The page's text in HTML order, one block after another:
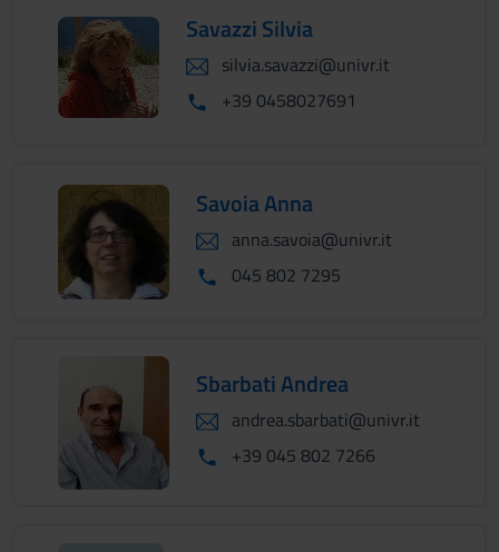
Savazzi Silvia
silvia.savazzi@univr.it
+39 0458027691
Savoia Anna
anna.savoia@univr.it
045 802 7295
Sbarbati Andrea
andrea.sbarbati@univr.it
+39 045 802 7266